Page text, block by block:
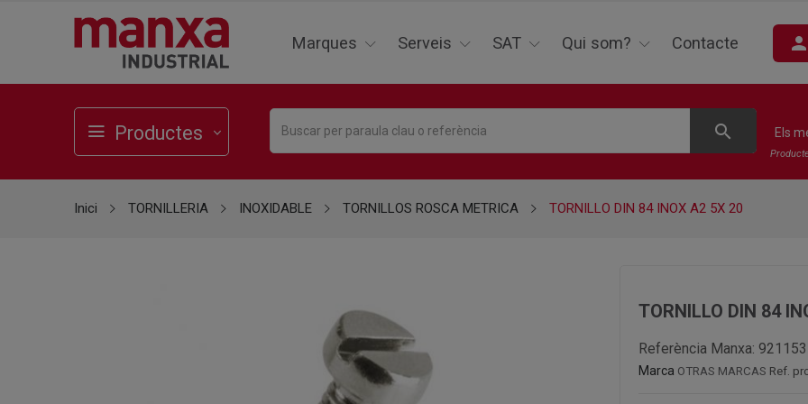
Marques Serveis SAT Qui som? Contacte person
Productes search Els
Inici TORNILLERIA INOXIDABLE TORNILLOS ROSCA METRICA TORNILLO DIN 84 INOX A2 5X 20
TORNILLO DIN 84
Referència Manxa: 921153
Marca OTRAS MARCAS Ref.